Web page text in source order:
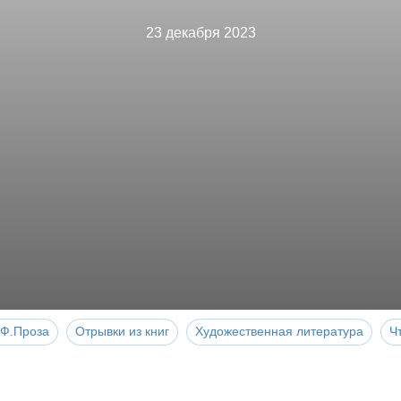
23 декабря 2023
Отрывки из книг Художественная литература